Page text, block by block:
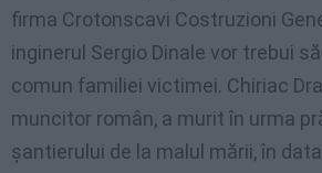
firma Crotonscavi Costruzioni
inginerul Sergio Dinale vor trebui
comun familiei victimei. Chiriac
muncitor român, a murit în urma
șantierului de la malul mării, în